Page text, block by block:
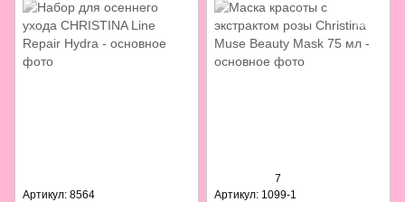
Артикул: 8564
7
Артикул: 1099-1